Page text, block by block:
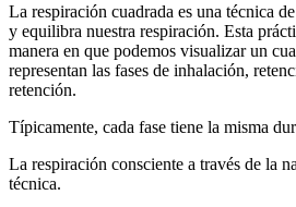
La respiración cuadrada es una técnica de
y equilibra nuestra respiración. Esta
manera en que podemos visualizar un
representan las fases de inhalación,
retención.
Típicamente, cada fase tiene la misma
La respiración consciente a través de la
técnica.